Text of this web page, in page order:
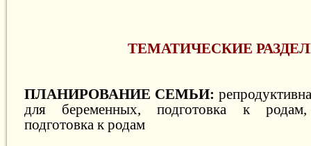
ТЕМАТИЧЕСКИЕ
ПЛАНИРОВАНИЕ СЕМЬИ:
для беременных, подготовка к родам,
подготовка к родам